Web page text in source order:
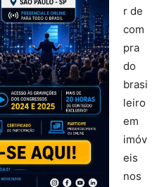
r de
com
pra
do
brasi
leiro
em
imóv
eis
nos